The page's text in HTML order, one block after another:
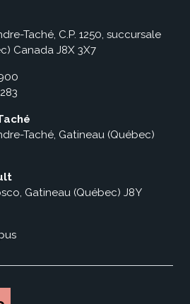
Taché, C.P. 1250, succursale
Canada J8X 3X7
Taché, Gatineau (Québec)
Gatineau (Québec) J8Y